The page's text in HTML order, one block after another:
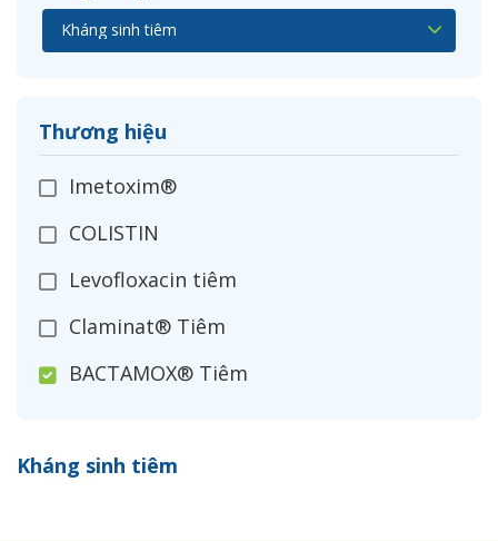
Thương hiệu
Imetoxim®
COLISTIN
Levofloxacin tiêm
Claminat® Tiêm
BACTAMOX® Tiêm
Ceftizoxim®
Kháng sinh tiêm